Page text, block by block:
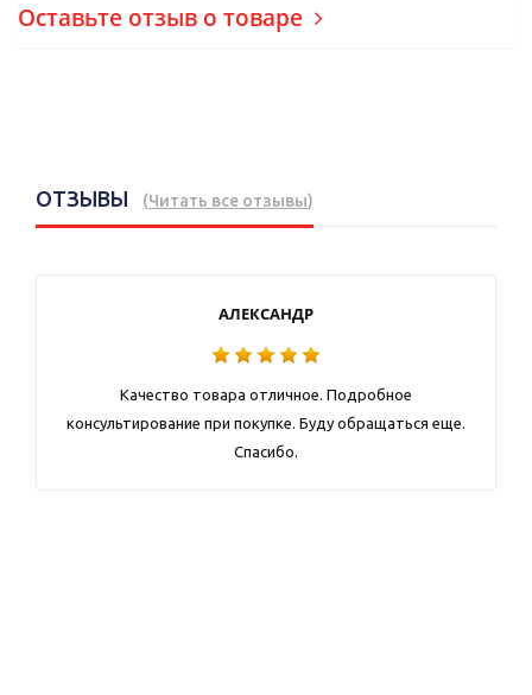
Оставьте отзыв о товаре
ОТЗЫВЫ (Читать все отзывы)
АЛЕКСАНДР
Качество товара отличное. Подробное
консультирование при покупке. Буду обращаться еще.
Спасибо.